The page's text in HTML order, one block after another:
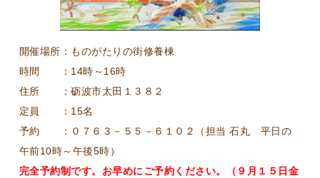
開催場所：ものがたりの街修養棟
時間 ：14時～16時
住所 ：砺波市太田１３８２
定員 ：15名
予約 ：０７６３－５５－６１０２（担当 石丸 平日の
午前10時～午後5時）
完全予約制です。お早めにご予約ください。（９月１５日金